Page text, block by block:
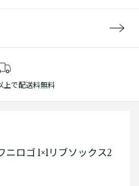
上で配送料無料
ニロゴ 1×1リブソックス2